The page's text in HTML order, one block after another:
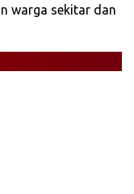
warga sekitar dan